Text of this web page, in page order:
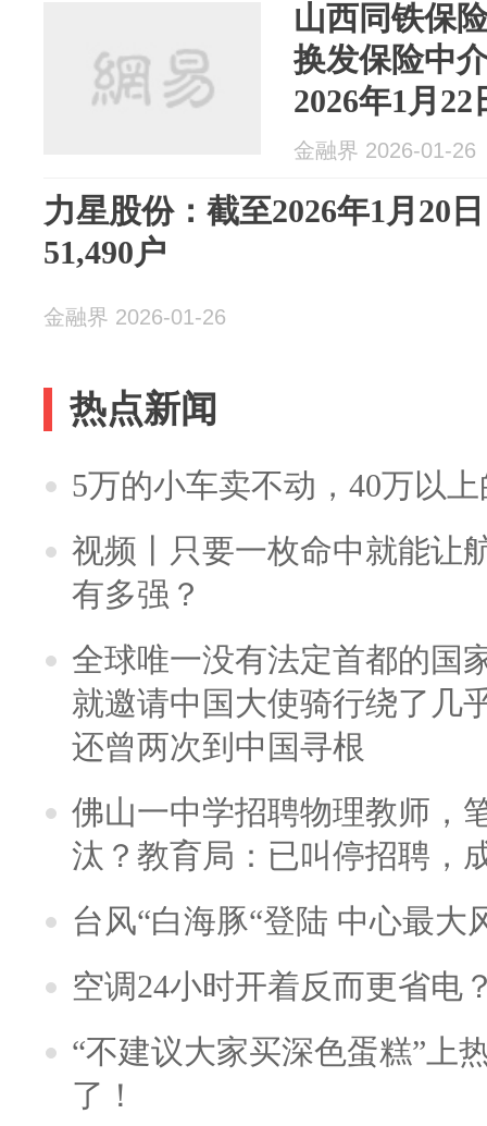
山西同铁保
换发保险中
2026年1月22
金融界 2026-01-26
力星股份：截至2026年1月20
51,490户
金融界 2026-01-26
热点新闻
5万的小车卖不动，40万以
视频丨只要一枚命中就能让
有多强？
全球唯一没有法定首都的国
就邀请中国大使骑行绕了几
还曾两次到中国寻根
佛山一中学招聘物理教师，
汰？教育局：已叫停招聘，
台风“白海豚“登陆 中心最大
空调24小时开着反而更省电
“不建议大家买深色蛋糕”上
了！